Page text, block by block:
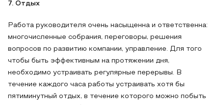
7. Отдых
Работа руководителя очень насыщенна и ответственна:
многочисленные собрания, переговоры, решения
вопросов по развитию компании, управление. Для того
чтобы быть эффективным на протяжении дня,
необходимо устраивать регулярные перерывы. В
течение каждого часа работы устраивать хотя бы
пятиминутный отдых, в течение которого можно побыть